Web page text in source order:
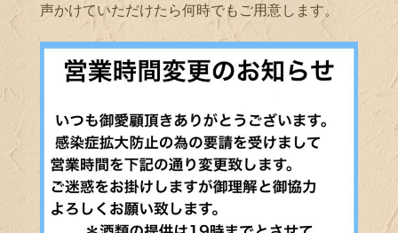
声かけていただけたら何時でもご用意します。